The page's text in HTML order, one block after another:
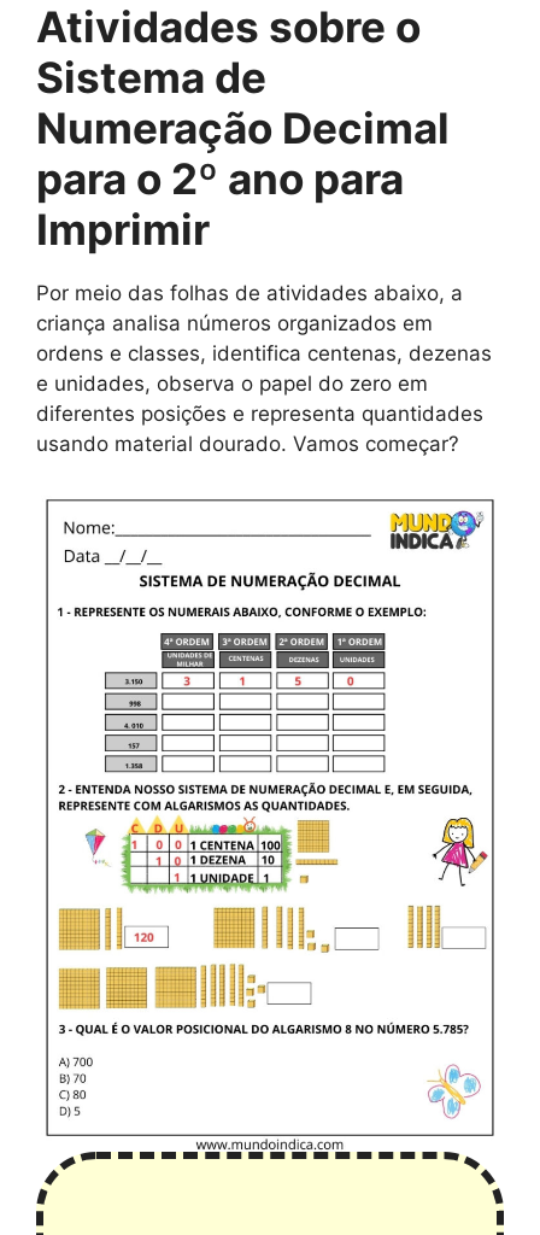
Atividades sobre o
Sistema de
Numeração Decimal
para o 2º ano para
Imprimir
Por meio das folhas de atividades abaixo, a
criança analisa números organizados em
ordens e classes, identifica centenas, dezenas
e unidades, observa o papel do zero em
diferentes posições e representa quantidades
usando material dourado. Vamos começar?